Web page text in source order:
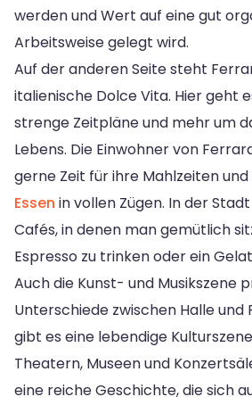
werden und Wert auf eine gut
Arbeitsweise gelegt wird.
Auf der anderen Seite steht
italienische Dolce Vita. Hier geht
strenge Zeitpläne und mehr um
Lebens. Die Einwohner von
gerne Zeit für ihre Mahlzeiten
Essen in vollen Zügen. In der
Cafés, in denen man gemütlich
Espresso zu trinken oder ein
Auch die Kunst- und Musikszene
Unterschiede zwischen Halle und
gibt es eine lebendige
Theatern, Museen und
eine reiche Geschichte, die sich